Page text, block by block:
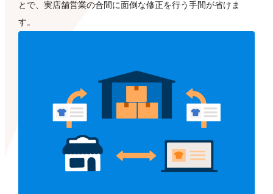
とで、実店舗営業の合間に面倒な修正を行う手間が省けま
す。